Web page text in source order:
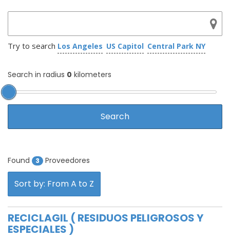
Try to search Los Angeles US Capitol Central Park NY
Search in radius 0 kilometers
Found 3 Proveedores
Sort by: From A to Z
RECICLAGIL ( RESIDUOS PELIGROSOS Y
ESPECIALES )